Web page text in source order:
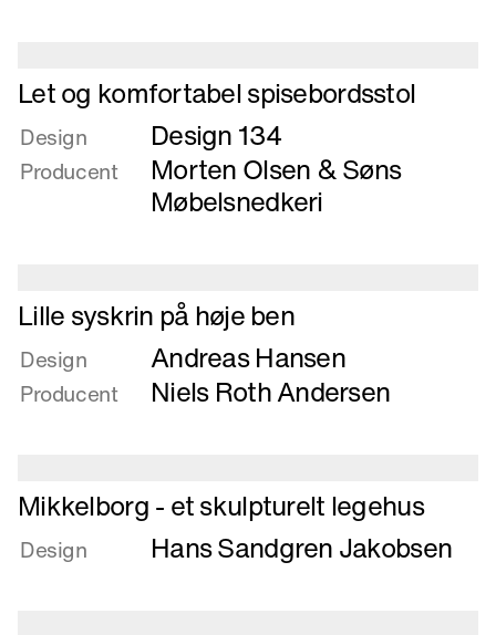
Læs
mere
om
Let
og
Let og komfortabel spisebordsstol
Design Design 134
Producent
Morten Olsen & Søns
Møbelsnedkeri
Læs
mere
om
Lille
syskrin
Lille syskrin på høje ben
Design Andreas Hansen
Producent Niels Roth Andersen
Læs
mere
om
Mikkelborg - et skulpturelt legehus
Design Hans Sandgren Jakobsen